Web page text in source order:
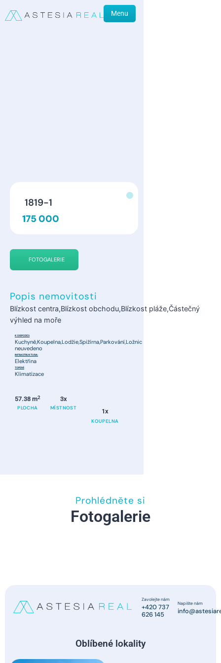
Menu
1819-1
175 000
FOTOGALERIE
Popis nemovitosti
Blízkost centra,Blízkost obchodu,Blízkost pláže,Částečný
výhled na moře
K DISPOZICI:
Kuchyně,Koupelna,Lodžie,Spižírna,Parkování,Ložnic
neuvedeno
INFRASTRUKTURA:
Elektřina
TOPENÍ:
Klimatizace
57.38 m2
PLOCHA
3x
MÍSTNOST 1x
KOUPELNA
Prohlédněte si
Fotogalerie
Zavolejte nám
+420 737
626 145
Napište nám
Oblíbené lokality